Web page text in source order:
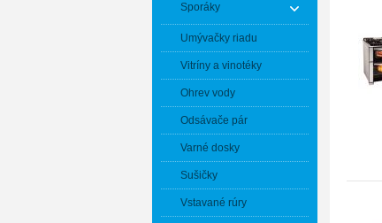
Sporáky
Umývačky riadu
Vitríny a vinotéky
Ohrev vody
Odsávače pár
Varné dosky
Sušičky
Vstavané rúry